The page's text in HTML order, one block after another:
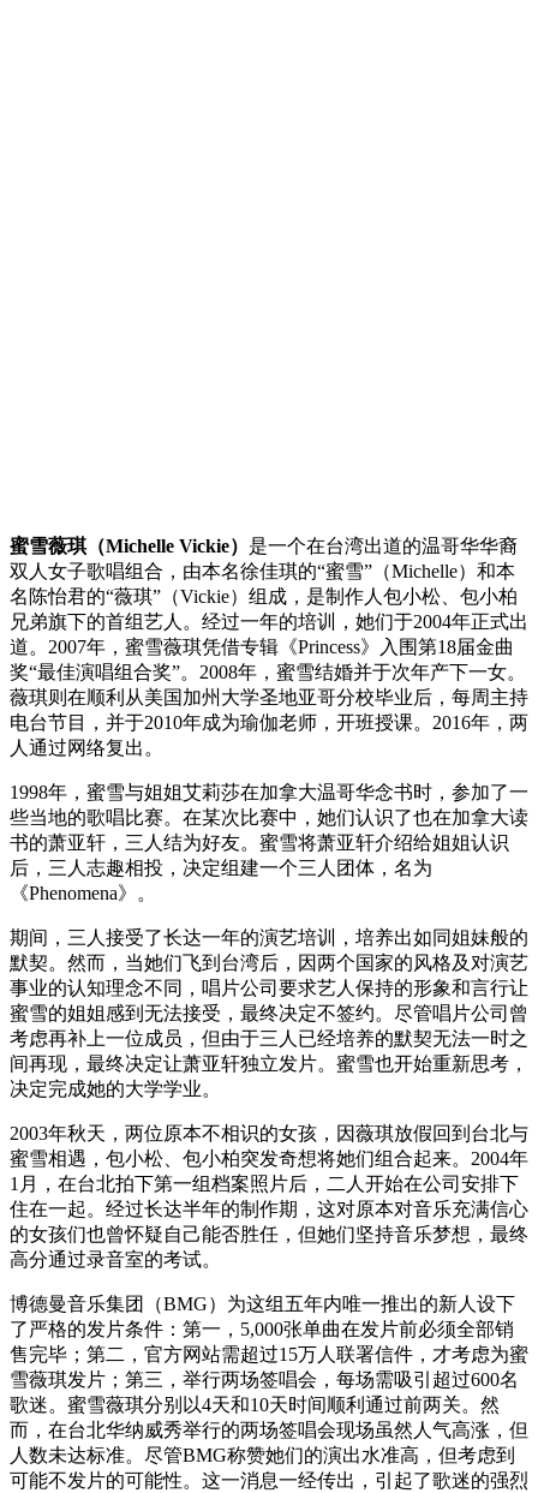
蜜雪薇琪（Michelle Vickie） 是一个在台湾出道的温哥华华裔
双人女子歌唱组合，由本名徐佳琪的“蜜雪”（Michelle）和本
名陈怡君的“薇琪”（Vickie）组成，是制作人包小松、包小柏
兄弟旗下的首组艺人。经过一年的培训，她们于2004年正式出
道。2007年，蜜雪薇琪凭借专辑《Princess》入围第18届金曲
奖“最佳演唱组合奖”。2008年，蜜雪结婚并于次年产下一女。
薇琪则在顺利从美国加州大学圣地亚哥分校毕业后，每周主持
电台节目，并于2010年成为瑜伽老师，开班授课。2016年，两
人通过网络复出。
1998年，蜜雪与姐姐艾莉莎在加拿大温哥华念书时，参加了一
些当地的歌唱比赛。在某次比赛中，她们认识了也在加拿大读
书的萧亚轩，三人结为好友。蜜雪将萧亚轩介绍给姐姐认识
后，三人志趣相投，决定组建一个三人团体，名为
《Phenomena》。
期间，三人接受了长达一年的演艺培训，培养出如同姐妹般的
默契。然而，当她们飞到台湾后，因两个国家的风格及对演艺
事业的认知理念不同，唱片公司要求艺人保持的形象和言行让
蜜雪的姐姐感到无法接受，最终决定不签约。尽管唱片公司曾
考虑再补上一位成员，但由于三人已经培养的默契无法一时之
间再现，最终决定让萧亚轩独立发片。蜜雪也开始重新思考，
决定完成她的大学学业。
2003年秋天，两位原本不相识的女孩，因薇琪放假回到台北与
蜜雪相遇，包小松、包小柏突发奇想将她们组合起来。2004年
1月，在台北拍下第一组档案照片后，二人开始在公司安排下
住在一起。经过长达半年的制作期，这对原本对音乐充满信心
的女孩们也曾怀疑自己能否胜任，但她们坚持音乐梦想，最终
高分通过录音室的考试。
博德曼音乐集团（BMG）为这组五年内唯一推出的新人设下
了严格的发片条件：第一，5,000张单曲在发片前必须全部销
售完毕；第二，官方网站需超过15万人联署信件，才考虑为蜜
雪薇琪发片；第三，举行两场签唱会，每场需吸引超过600名
歌迷。蜜雪薇琪分别以4天和10天时间顺利通过前两关。然
而，在台北华纳威秀举行的两场签唱会现场虽然人气高涨，但
人数未达标准。尽管BMG称赞她们的演出水准高，但考虑到
可能不发片的可能性。这一消息一经传出，引起了歌迷的强烈